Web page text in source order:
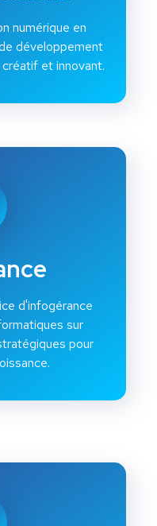
numérique en
développement
et innovant.
d'infogérance
sur
pour